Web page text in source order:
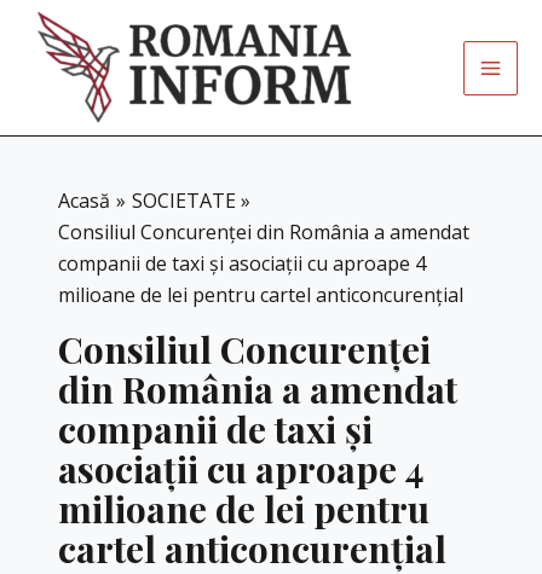
content
Acasă
SOCIETATE
Consiliul Concurenței din România a amendat
companii de taxi și asociații cu aproape 4
milioane de lei pentru cartel anticoncurențial
Consiliul Concurenței
din România a amendat
companii de taxi și
asociații cu aproape 4
milioane de lei pentru
cartel anticoncurențial